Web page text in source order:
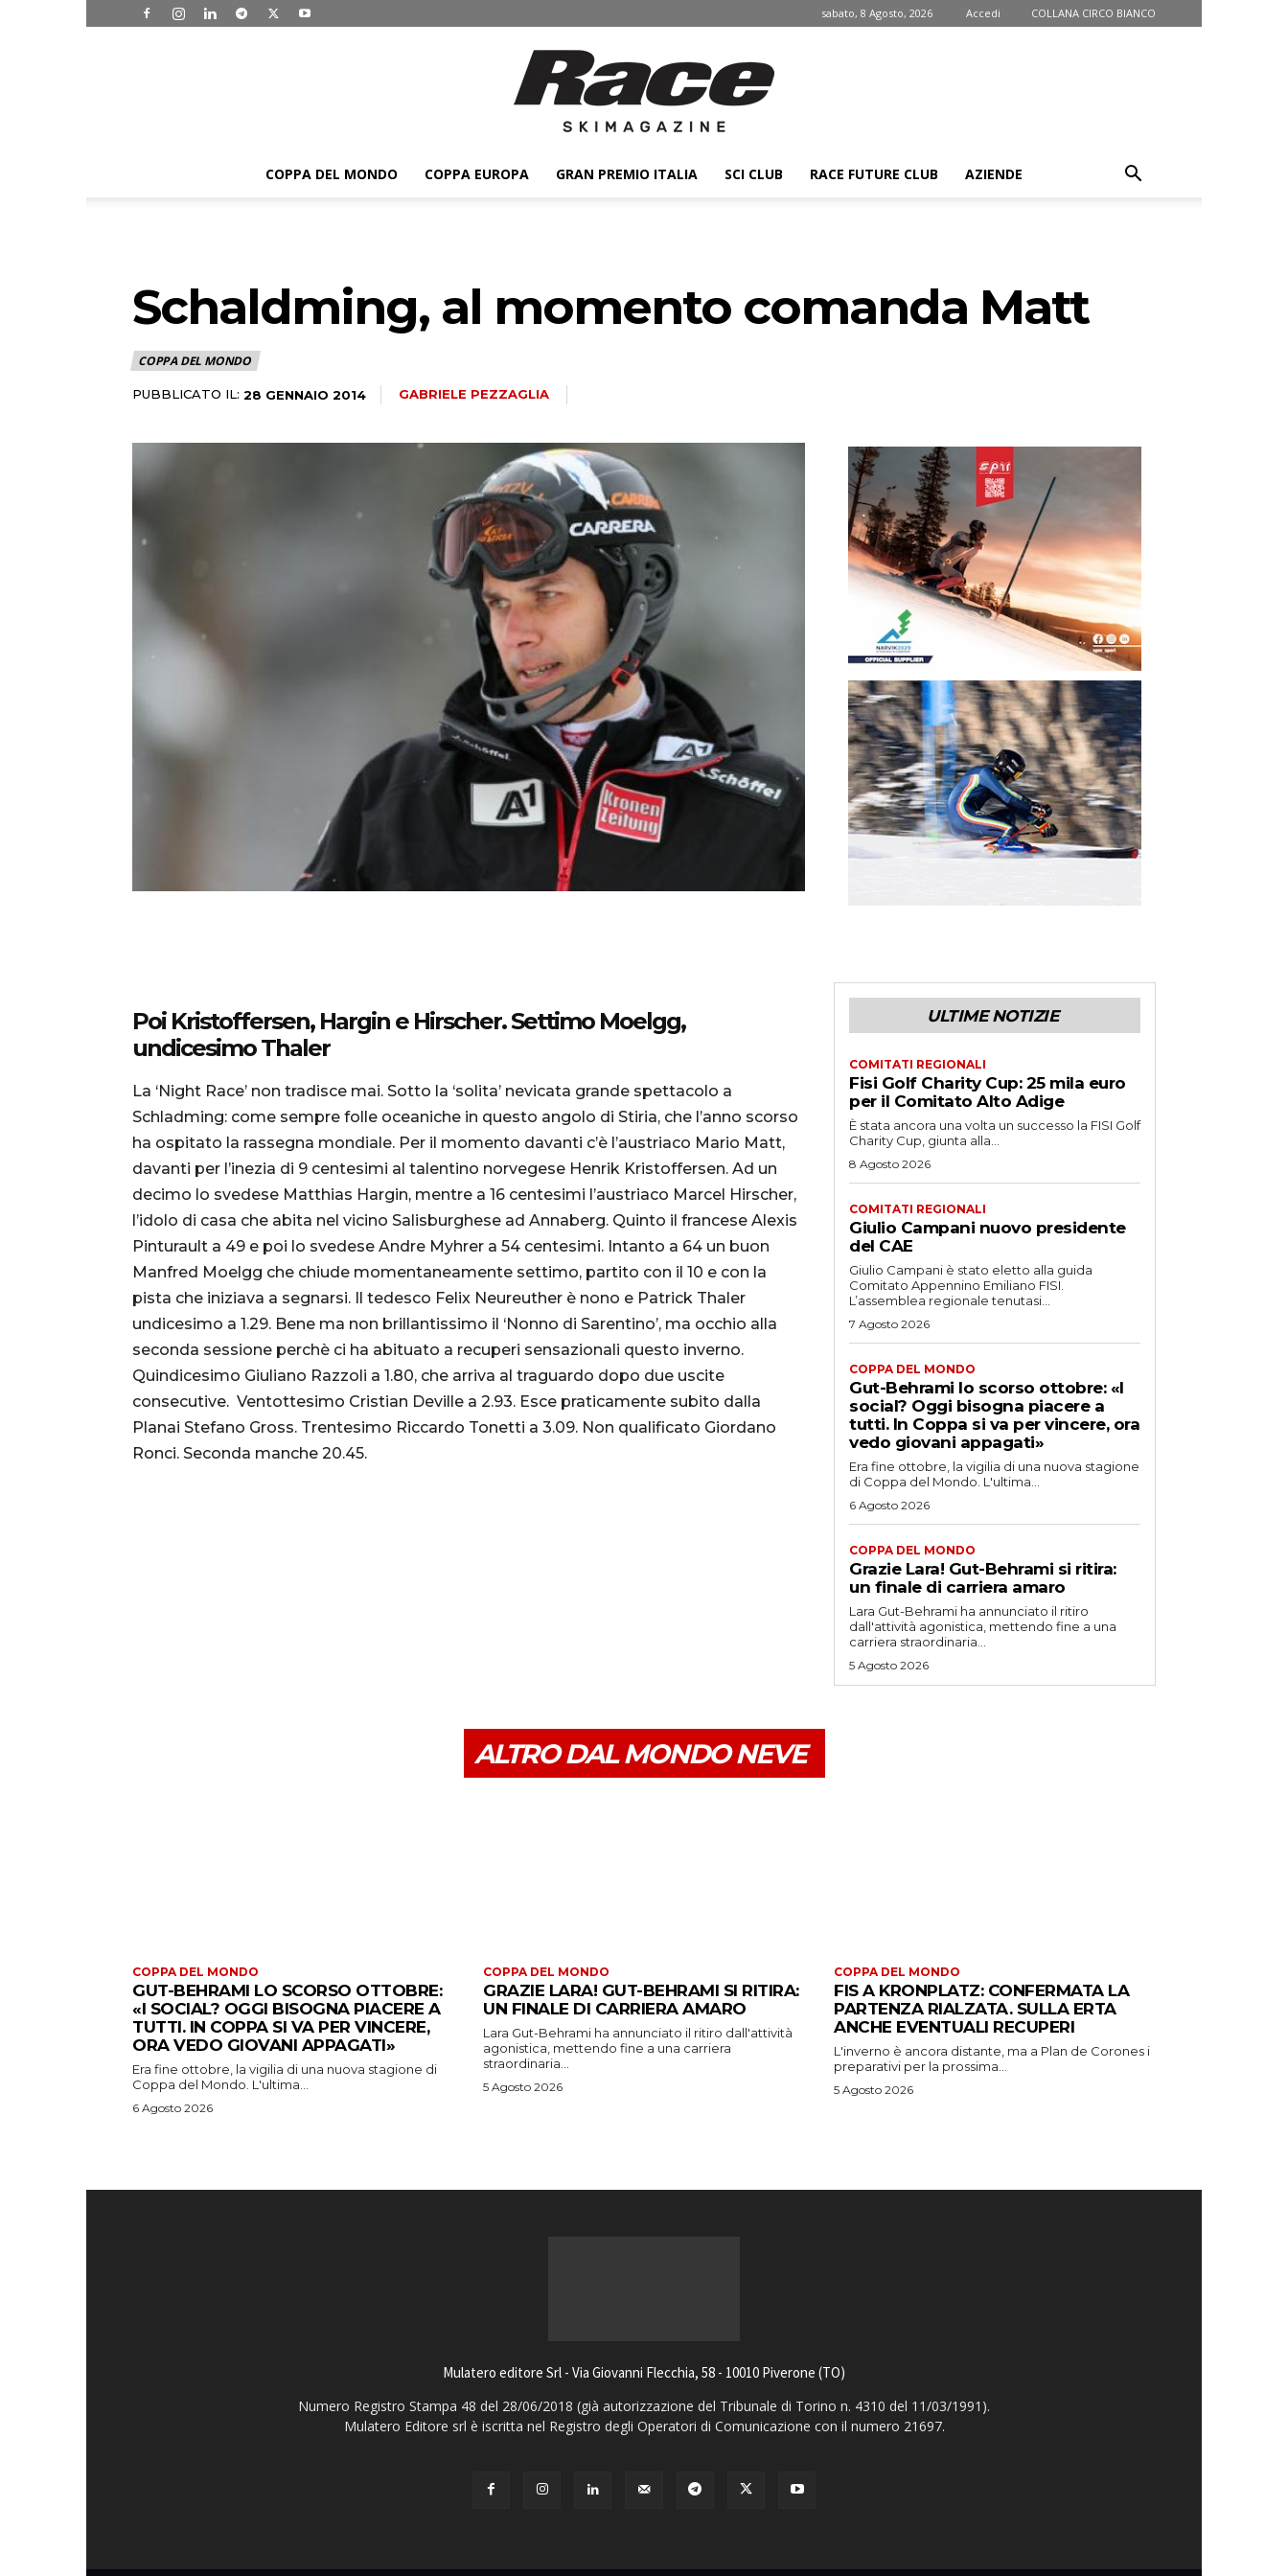
sabato, 8 Agosto, 2026 Accedi COLLANA CIRCO BIANCO
ski
magazine
COPPA DEL MONDO COPPA EUROPA GRAN PREMIO ITALIA SCI CLUB RACE FUTURE CLUB AZIENDE
Schaldming, al momento comanda Matt
COPPA DEL MONDO
PUBBLICATO IL: 28 GENNAIO 2014 GABRIELE PEZZAGLIA
Poi Kristoffersen, Hargin e Hirscher. Settimo Moelgg,
undicesimo Thaler
La ‘Night Race’ non tradisce mai. Sotto la ‘solita’ nevicata grande spettacolo a
Schladming: come sempre folle oceaniche in questo angolo di Stiria, che l’anno scorso
ha ospitato la rassegna mondiale. Per il momento davanti c’è l’austriaco Mario Matt,
davanti per l’inezia di 9 centesimi al talentino norvegese Henrik Kristoffersen. Ad un
decimo lo svedese Matthias Hargin, mentre a 16 centesimi l’austriaco Marcel Hirscher,
l’idolo di casa che abita nel vicino Salisburghese ad Annaberg. Quinto il francese Alexis
Pinturault a 49 e poi lo svedese Andre Myhrer a 54 centesimi. Intanto a 64 un buon
Manfred Moelgg che chiude momentaneamente settimo, partito con il 10 e con la
pista che iniziava a segnarsi. Il tedesco Felix Neureuther è nono e Patrick Thaler
undicesimo a 1.29. Bene ma non brillantissimo il ‘Nonno di Sarentino’, ma occhio alla
seconda sessione perchè ci ha abituato a recuperi sensazionali questo inverno.
Quindicesimo Giuliano Razzoli a 1.80, che arriva al traguardo dopo due uscite
consecutive. Ventottesimo Cristian Deville a 2.93. Esce praticamente subito dalla
Planai Stefano Gross. Trentesimo Riccardo Tonetti a 3.09. Non qualificato Giordano
Ronci. Seconda manche 20.45.
ULTIME NOTIZIE
COMITATI REGIONALI
Fisi Golf Charity Cup: 25 mila euro
per il Comitato Alto Adige
È stata ancora una volta un successo la FISI Golf
Charity Cup, giunta alla...
8 Agosto 2026
COMITATI REGIONALI
Giulio Campani nuovo presidente
del CAE
Giulio Campani è stato eletto alla guida
Comitato Appennino Emiliano FISI.
L’assemblea regionale tenutasi...
7 Agosto 2026
COPPA DEL MONDO
Gut-Behrami lo scorso ottobre: «I
social? Oggi bisogna piacere a
tutti. In Coppa si va per vincere, ora
vedo giovani appagati»
Era fine ottobre, la vigilia di una nuova stagione
di Coppa del Mondo. L'ultima...
6 Agosto 2026
COPPA DEL MONDO
Grazie Lara! Gut-Behrami si ritira:
un finale di carriera amaro
Lara Gut-Behrami ha annunciato il ritiro
dall'attività agonistica, mettendo fine a una
carriera straordinaria...
5 Agosto 2026
ALTRO DAL MONDO NEVE
COPPA DEL MONDO
GUT-BEHRAMI LO SCORSO OTTOBRE:
«I SOCIAL? OGGI BISOGNA PIACERE A
TUTTI. IN COPPA SI VA PER VINCERE,
ORA VEDO GIOVANI APPAGATI»
Era fine ottobre, la vigilia di una nuova stagione di
Coppa del Mondo. L'ultima...
6 Agosto 2026
COPPA DEL MONDO
GRAZIE LARA! GUT-BEHRAMI SI RITIRA:
UN FINALE DI CARRIERA AMARO
Lara Gut-Behrami ha annunciato il ritiro dall'attività
agonistica, mettendo fine a una carriera
straordinaria...
5 Agosto 2026
COPPA DEL MONDO
FIS A KRONPLATZ: CONFERMATA LA
PARTENZA RIALZATA. SULLA ERTA
ANCHE EVENTUALI RECUPERI
L'inverno è ancora distante, ma a Plan de Corones i
preparativi per la prossima...
5 Agosto 2026
Mulatero editore Srl - Via Giovanni Flecchia, 58 - 10010 Piverone (TO)
Numero Registro Stampa 48 del 28/06/2018 (già autorizzazione del Tribunale di Torino n. 4310 del 11/03/1991).
Mulatero Editore srl è iscritta nel Registro degli Operatori di Comunicazione con il numero 21697.